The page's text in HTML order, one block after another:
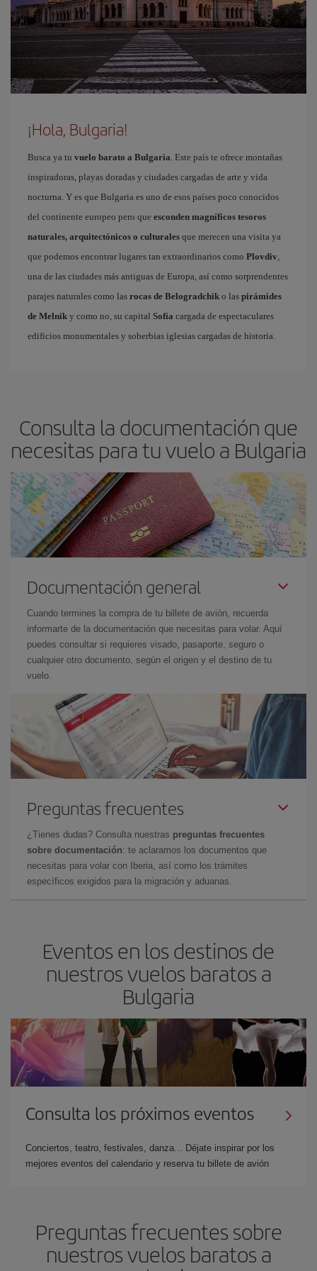
¡Hola, Bulgaria!
Busca ya tu vuelo barato a Bulgaria . Este país te ofrece montañas
inspiradoras, playas doradas y ciudades cargadas de arte y vida
nocturna. Y es que Bulgaria es uno de esos países poco conocidos
del continente europeo pero que esconden magníficos tesoros
naturales, arquitectónicos o culturales que merecen una visita ya
que podemos encontrar lugares tan extraordinarios como Plovdiv
una de las ciudades más antiguas de Europa, así como sorprendentes
parajes naturales como las rocas de Belogradchik o las pirámides
de Melnik y como no, su capital Sofía cargada de espectaculares
edificios monumentales y soberbias iglesias cargadas de historia.
Consulta la documentación que
necesitas para tu vuelo a Bulgaria
Documentación general
Cuando termines la compra de tu billete de avión, recuerda
informarte de la documentación que necesitas para volar. Aquí
puedes consultar si requieres visado, pasaporte, seguro o
cualquier otro documento, según el origen y el destino de tu
vuelo.
Preguntas frecuentes
¿Tienes dudas? Consulta nuestras preguntas frecuentes
sobre documentación: te aclaramos los documentos que
necesitas para volar con Iberia, así como los trámites
específicos exigidos para la migración y aduanas.
Eventos en los destinos de
nuestros vuelos baratos a
Bulgaria
Consulta los próximos eventos
Conciertos, teatro, festivales, danza... Déjate inspirar por los
mejores eventos del calendario y reserva tu billete de avión
Preguntas frecuentes sobre
nuestros vuelos baratos a